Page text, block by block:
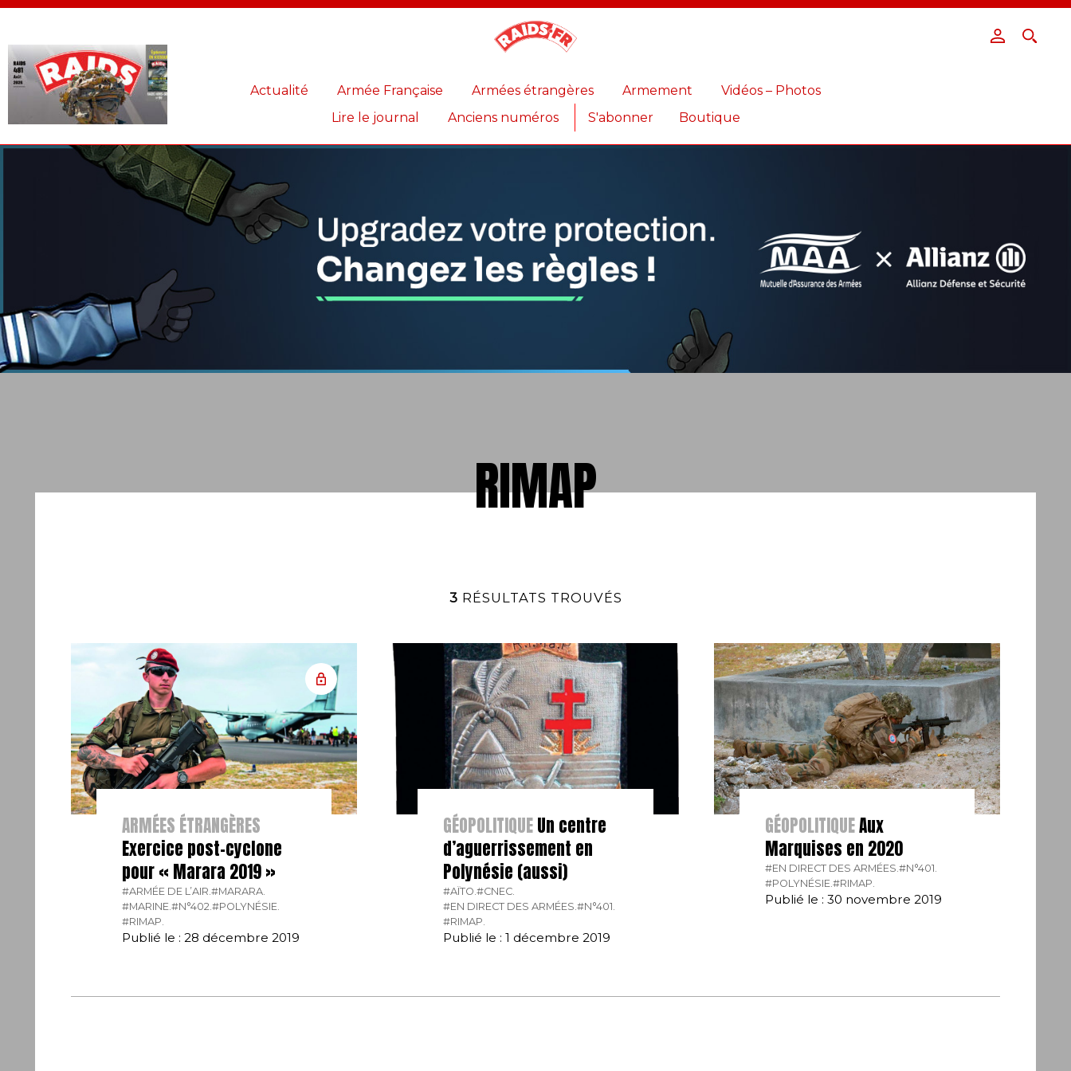
Actualité Armée Française Armées étrangères Armement
Vidéos – Photos
Lire le journal
Anciens numéros S'abonner Boutique
RIMAP
3 RÉSULTATS TROUVÉS
ARMÉES ÉTRANGÈRES
Exercice post-cyclone
pour « Marara 2019 »
#ARMÉE DE L’AIR.#MARARA.
#MARINE.#N°402.#POLYNÉSIE.
#RIMAP.
Publié le : 28 décembre 2019
GÉOPOLITIQUEUn centre
d’aguerrissement en
Polynésie (aussi)
#AÏTO.#CNEC.
#EN DIRECT DES ARMÉES.#N°401.
#RIMAP.
Publié le : 1 décembre 2019
GÉOPOLITIQUEAux
Marquises en 2020
#EN DIRECT DES ARMÉES.#N°401.
#POLYNÉSIE.#RIMAP.
Publié le : 30 novembre 2019
Panneau de gestion des cookies